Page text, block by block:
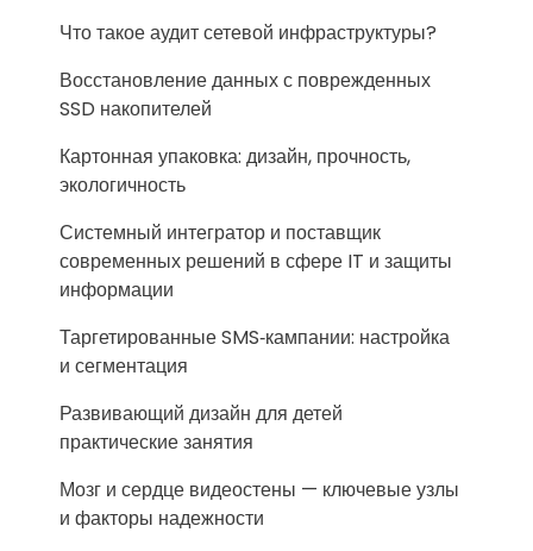
Что такое аудит сетевой инфраструктуры?
Восстановление данных с поврежденных
SSD накопителей
Картонная упаковка: дизайн, прочность,
экологичность
Системный интегратор и поставщик
современных решений в сфере IT и защиты
информации
Таргетированные SMS‑кампании: настройка
и сегментация
Развивающий дизайн для детей
практические занятия
Мозг и сердце видеостены — ключевые узлы
и факторы надежности